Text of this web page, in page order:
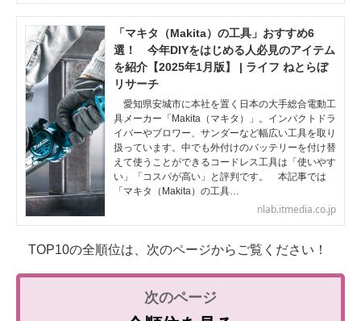
「マキタ（Makita）の工具」おすすめ6
選！ 今年DIYをはじめる人必見のアイテム
を紹介【2025年1月版】 | ライフ ねとらぼ
リサーチ
愛知県安城市に本社を置く日本の大手総合電動工
具メーカー「Makita（マキタ）」。インパクトドラ
イバーやブロワー、サンダーなど幅広い工具を取り
扱っています。中でも外付けのバッテリーを付け替
えて使うことができるコードレス工具は「使いやす
い」「コスパが高い」と評判です。 本記事では
「マキタ（Makita）の工具…
nlab.itmedia.co.jp
TOP10の全順位は、次のページからご覧ください！